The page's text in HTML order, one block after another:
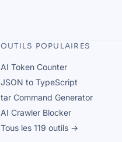
OUTILS POPULAIRES
AI Token Counter
JSON to TypeScript
tar Command Generator
AI Crawler Blocker
Tous les 119 outils →